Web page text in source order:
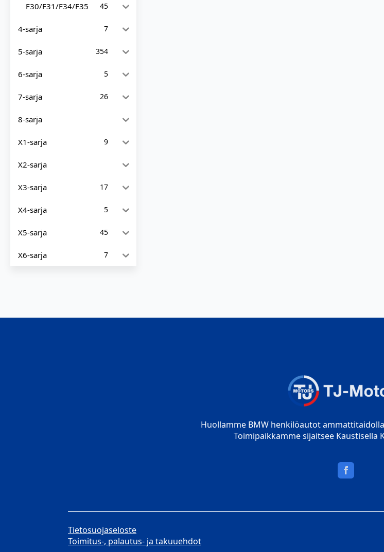
F30/F31/F34/F35 45
4-sarja 7
5-sarja 354
6-sarja 5
7-sarja 26
8-sarja
X1-sarja 9
X2-sarja
X3-sarja 17
X4-sarja 5
X5-sarja 45
X6-sarja 7
Huollamme BMW henkilöautot
Toimipaikkamme sijaitsee Kaustisella
Tietosuojaseloste
Toimitus-, palautus- ja takuuehdot